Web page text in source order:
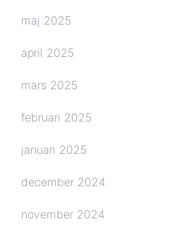
maj 2025
april 2025
mars 2025
februari 2025
januari 2025
december 2024
november 2024